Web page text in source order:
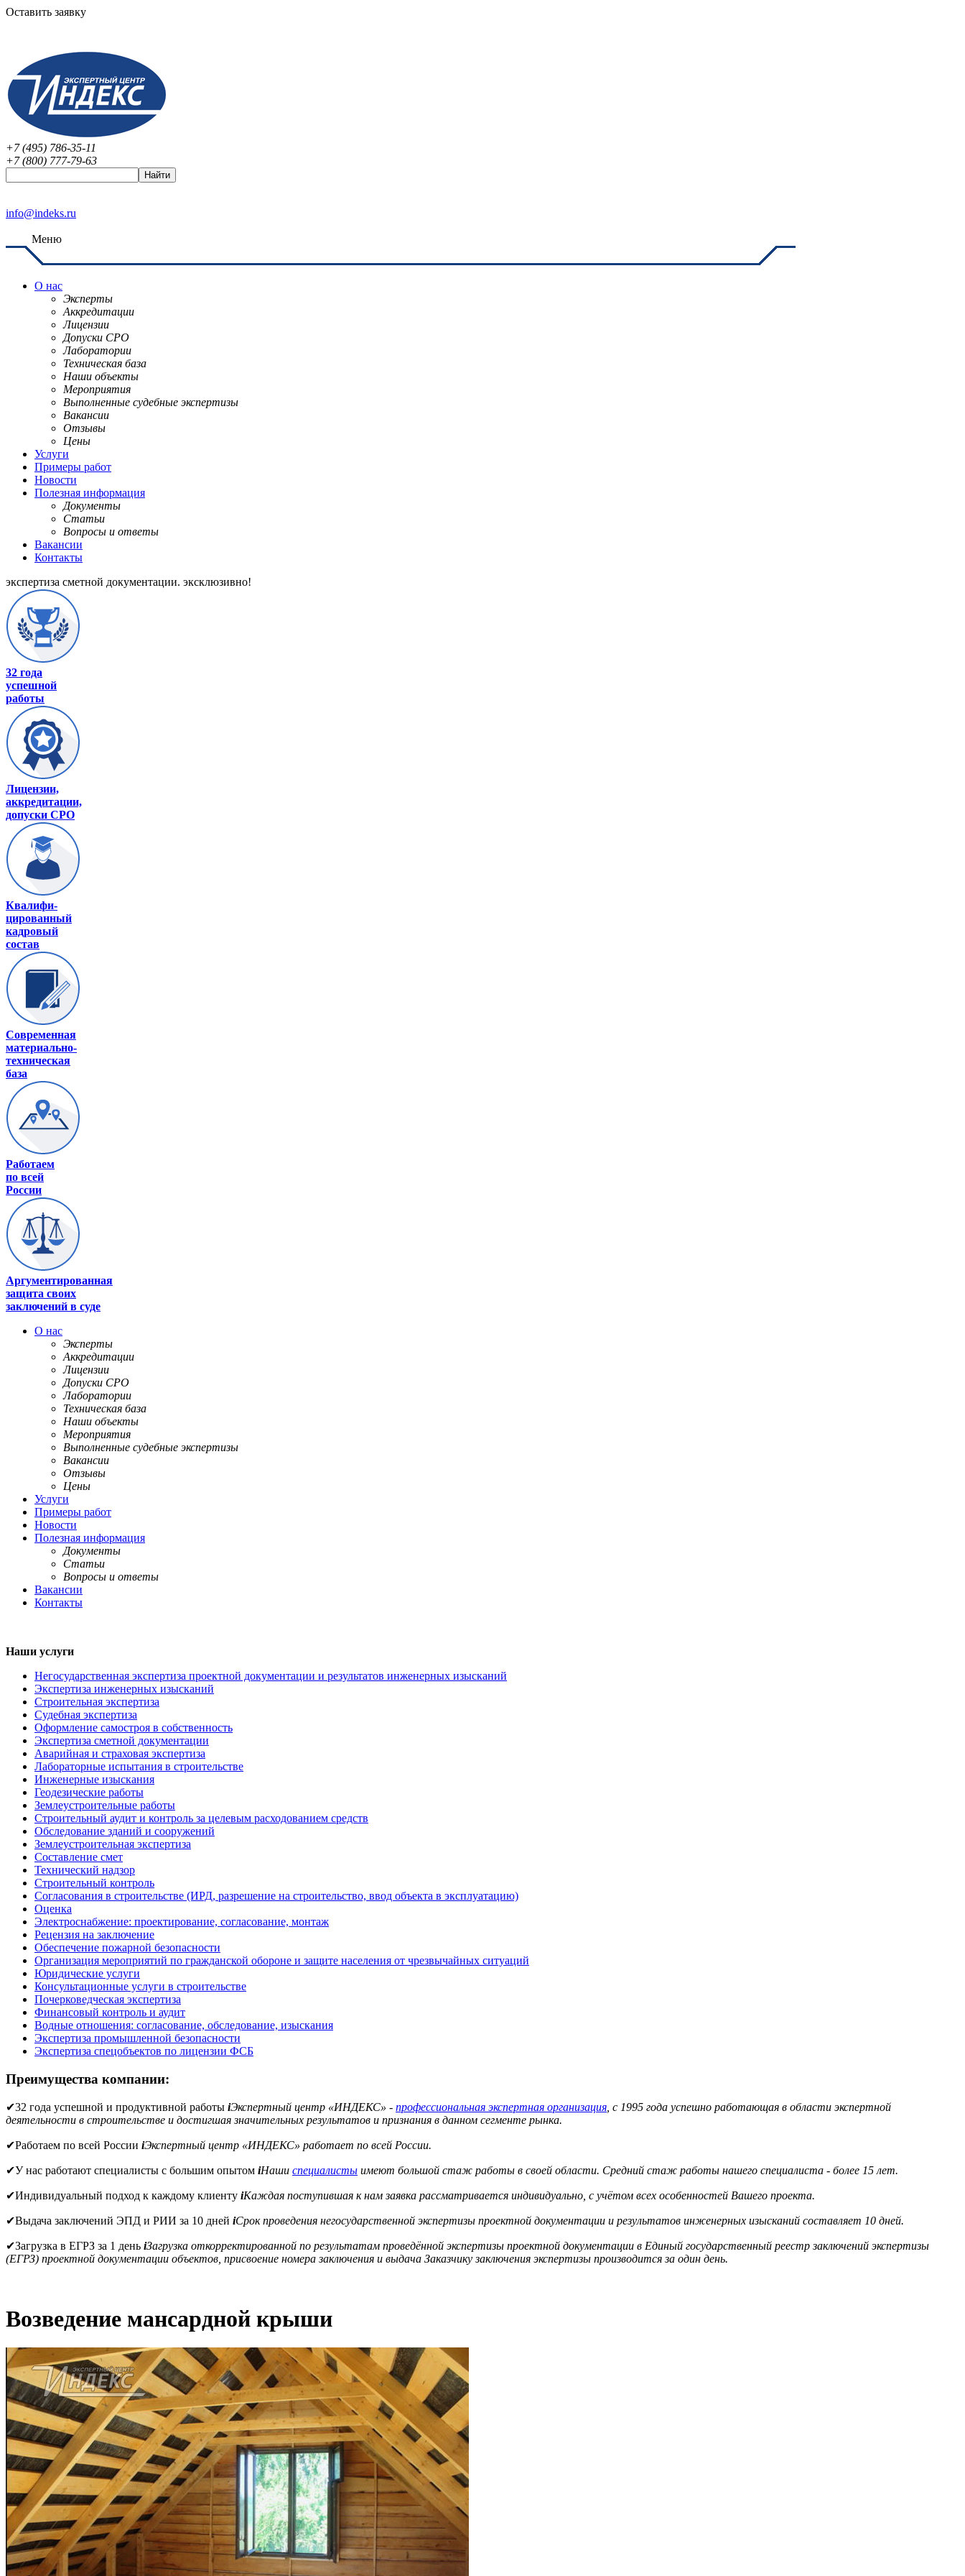
Оставить заявку
+7 (495) 786-35-11
+7 (800) 777-79-63
info@indeks.ru
Меню
О нас
Эксперты
Аккредитации
Лицензии
Допуски СРО
Лаборатории
Техническая база
Наши объекты
Мероприятия
Выполненные судебные экспертизы
Вакансии
Отзывы
Цены
Услуги
Примеры работ
Новости
Полезная информация
Документы
Статьи
Вопросы и ответы
Вакансии
Контакты
экспертиза сметной документации. эксклюзивно!
32 года
успешной
работы
Лицензии,
аккредитации,
допуски СРО
Квалифи-
цированный
кадровый
состав
Современная
материально-
техническая
база
Работаем
по всей
России
Аргументированная
защита своих
заключений в суде
О нас
Эксперты
Аккредитации
Лицензии
Допуски СРО
Лаборатории
Техническая база
Наши объекты
Мероприятия
Выполненные судебные экспертизы
Вакансии
Отзывы
Цены
Услуги
Примеры работ
Новости
Полезная информация
Документы
Статьи
Вопросы и ответы
Вакансии
Контакты
Наши услуги
Негосударственная экспертиза проектной документации и результатов инженерных изысканий
Экспертиза инженерных изысканий
Строительная экспертиза
Судебная экспертиза
Оформление самостроя в собственность
Экспертиза сметной документации
Аварийная и страховая экспертиза
Лабораторные испытания в строительстве
Инженерные изыскания
Геодезические работы
Землеустроительные работы
Строительный аудит и контроль за целевым расходованием средств
Обследование зданий и сооружений
Землеустроительная экспертиза
Составление смет
Технический надзор
Строительный контроль
Согласования в строительстве (ИРД, разрешение на строительство, ввод объекта в эксплуатацию)
Оценка
Электроснабжение: проектирование, согласование, монтаж
Рецензия на заключение
Обеспечение пожарной безопасности
Организация мероприятий по гражданской обороне и защите населения от чрезвычайных ситуаций
Юридические услуги
Консультационные услуги в строительстве
Почерковедческая экспертиза
Финансовый контроль и аудит
Водные отношения: согласование, обследование, изыскания
Экспертиза промышленной безопасности
Экспертиза спецобъектов по лицензии ФСБ
Преимущества компании:
✔32 года успешной и продуктивной работы iЭкспертный центр «ИНДЕКС» - профессиональная экспертная организация, с 1995 года успешно работающая в области экспертной
деятельности в строительстве и достигшая значительных результатов и признания в данном сегменте рынка.
✔Работаем по всей России iЭкспертный центр «ИНДЕКС» работает по всей России.
✔У нас работают специалисты с большим опытом iНаши специалисты имеют большой стаж работы в своей области. Средний стаж работы нашего специалиста - более 15 лет.
✔Индивидуальный подход к каждому клиенту iКаждая поступившая к нам заявка рассматривается индивидуально, с учётом всех особенностей Вашего проекта.
✔Выдача заключений ЭПД и РИИ за 10 дней iСрок проведения негосударственной экспертизы проектной документации и результатов инженерных изысканий составляет 10 дней.
✔Загрузка в ЕГРЗ за 1 день iЗагрузка откорректированной по результатам проведённой экспертизы проектной документации в Единый государственный реестр заключений экспертизы
(ЕГРЗ) проектной документации объектов, присвоение номера заключения и выдача Заказчику заключения экспертизы производится за один день.
Возведение мансардной крыши